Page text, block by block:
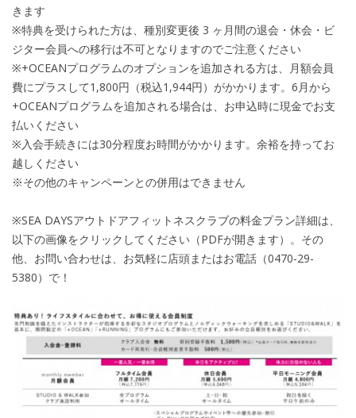
きます
※特典を受けられた方は、種別変更後 3 ヶ月間の退会・休会・ビ
ジター会員への移行は不可となりますのでご注意ください
※+OCEANプログラムのオプションを追加される方は、月額会員
費にプラスして1,800円（税込1,944円）がかかります。6月から
+OCEANプログラムを追加される場合は、お申込時に現金でお支
払いください
※入会手続きには30分程度お時間がかかります。余裕を持ってお
越しください
※その他のキャンペーンとの併用はできません
※SEA DAYSアウトドアフィットネスクラブの料金プラン詳細は、
以下の画像をクリックしてください（PDFが開きます）。その
他、お問い合わせは、お気軽に店頭またはお電話（0470-29-
5380）で！